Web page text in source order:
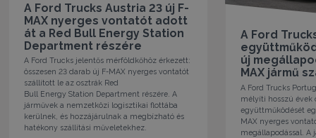
A Ford Trucks Austria 23 új F-
MAX nyerges vontatót adott
át a Red Bull Energy Station
Department részére
A Ford Trucks jelentős mérföldkőhöz érkezett:
összesen 23 darab új F-MAX nyerges vontatót
szállított le az osztrák Red
Bull Energy Station Department részére. A
járművek a nemzetközi logisztikai flottába
kerülnek, és hozzájárulnak a megbízható és
hatékony szállítási műveletekhez.
A Ford
új
MAX jármű
A Ford Trucks
mélyíti hosszú évek
együttműködését
MAX nyerges
megállapodással. A